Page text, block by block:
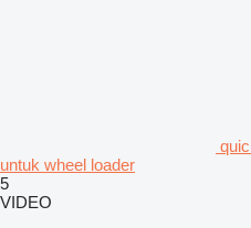
untuk wheel loader
5
VIDEO